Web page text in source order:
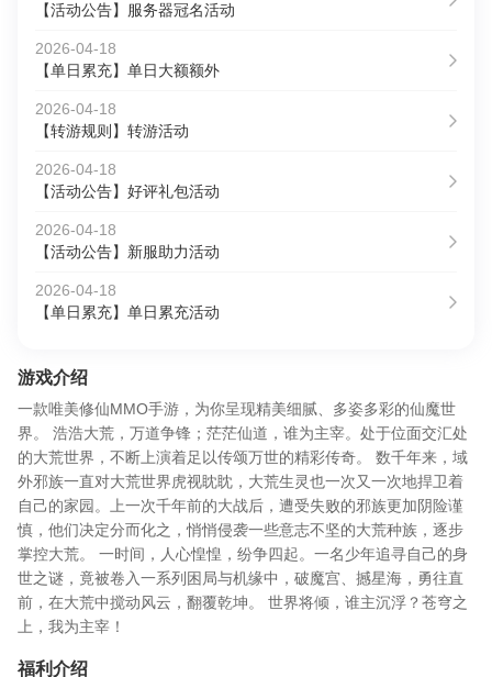
【活动公告】服务器冠名活动
2026-04-18
【单日累充】单日大额额外
2026-04-18
【转游规则】转游活动
2026-04-18
【活动公告】好评礼包活动
2026-04-18
【活动公告】新服助力活动
2026-04-18
【单日累充】单日累充活动
游戏介绍
一款唯美修仙MMO手游，为你呈现精美细腻、多姿多彩的仙魔世
界。 浩浩大荒，万道争锋；茫茫仙道，谁为主宰。处于位面交汇处
的大荒世界，不断上演着足以传颂万世的精彩传奇。 数千年来，域
外邪族一直对大荒世界虎视眈眈，大荒生灵也一次又一次地捍卫着
自己的家园。上一次千年前的大战后，遭受失败的邪族更加阴险谨
慎，他们决定分而化之，悄悄侵袭一些意志不坚的大荒种族，逐步
掌控大荒。 一时间，人心惶惶，纷争四起。一名少年追寻自己的身
世之谜，竟被卷入一系列困局与机缘中，破魔宫、撼星海，勇往直
前，在大荒中搅动风云，翻覆乾坤。 世界将倾，谁主沉浮？苍穹之
上，我为主宰！
福利介绍